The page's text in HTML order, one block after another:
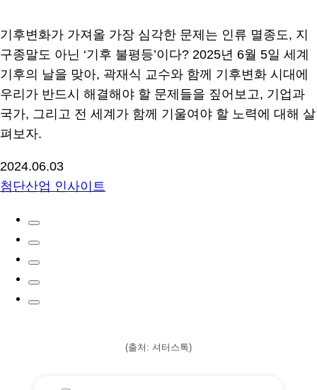
기후변화가 가져올 가장 심각한 문제는 인류 멸종도, 지
구종말도 아닌 ‘기후 불평등’이다? 2025년 6월 5일 세계
기후의 날을 맞아, 곽재식 교수와 함께 기후변화 시대에
우리가 반드시 해결해야 할 문제들을 짚어보고, 기업과
국가, 그리고 전 세계가 함께 기울여야 할 노력에 대해 살
펴보자.
2024.06.03
첨단산업 인사이트
(출처: 셔터스톡)